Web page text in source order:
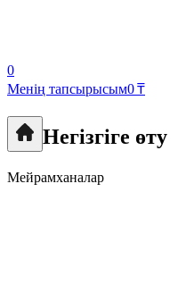
0
Менің тапсырысым0 ₸
Негізгіге өту
Мейрамханалар